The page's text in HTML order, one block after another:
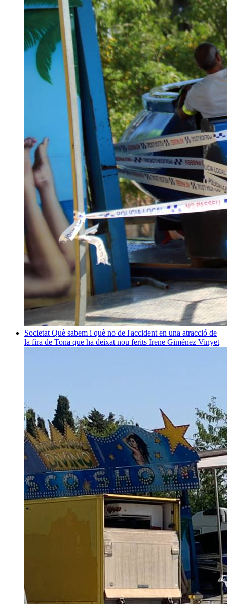
Societat Què sabem i què no de l'accident en una atracció de
la fira de Tona que ha deixat nou ferits Irene Giménez Vinyet